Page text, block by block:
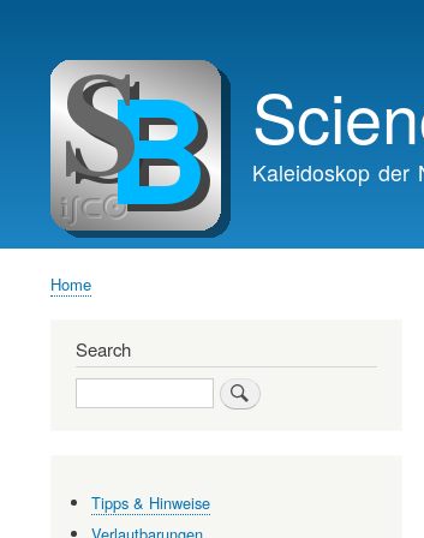
navigation
Kaleidoskop der
Home
Search
Search
Tipps & Hinweise
Verlautbarungen